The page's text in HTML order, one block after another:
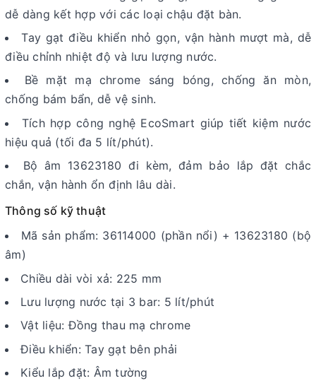
dễ dàng kết hợp với các loại chậu đặt bàn.
Tay gạt điều khiển nhỏ gọn, vận hành mượt mà, dễ
điều chỉnh nhiệt độ và lưu lượng nước.
Bề mặt mạ chrome sáng bóng, chống ăn mòn,
chống bám bẩn, dễ vệ sinh.
Tích hợp công nghệ EcoSmart giúp tiết kiệm nước
hiệu quả (tối đa 5 lít/phút).
Bộ âm 13623180 đi kèm, đảm bảo lắp đặt chắc
chắn, vận hành ổn định lâu dài.
Thông số kỹ thuật
Mã sản phẩm: 36114000 (phần nổi) + 13623180 (bộ
âm)
Chiều dài vòi xả: 225 mm
Lưu lượng nước tại 3 bar: 5 lít/phút
Vật liệu: Đồng thau mạ chrome
Điều khiển: Tay gạt bên phải
Kiểu lắp đặt: Âm tường